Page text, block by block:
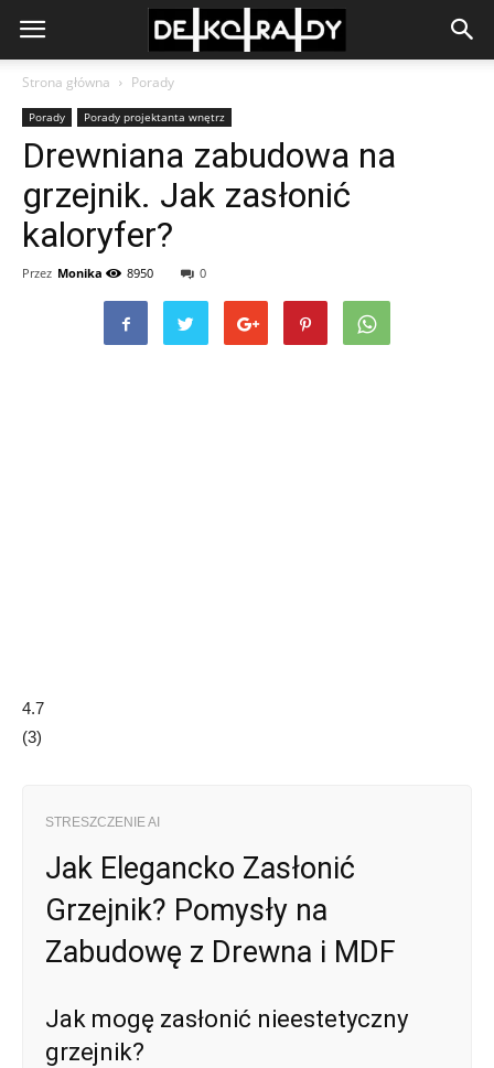
Strona główna Porady
Porady Porady projektanta wnętrz
Drewniana zabudowa na
grzejnik. Jak zasłonić
kaloryfer?
Przez Monika 8950 0
4.7
(3)
STRESZCZENIE AI
Jak Elegancko Zasłonić
Grzejnik? Pomysły na
Zabudowę z Drewna i MDF
Jak mogę zasłonić nieestetyczny
grzejnik?